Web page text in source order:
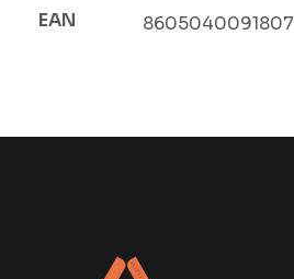
EAN 8605040091807